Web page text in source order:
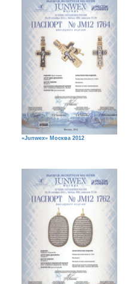
«Junwex» Москва 2012